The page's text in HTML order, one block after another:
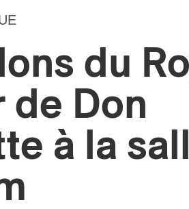
du
de Don
à la